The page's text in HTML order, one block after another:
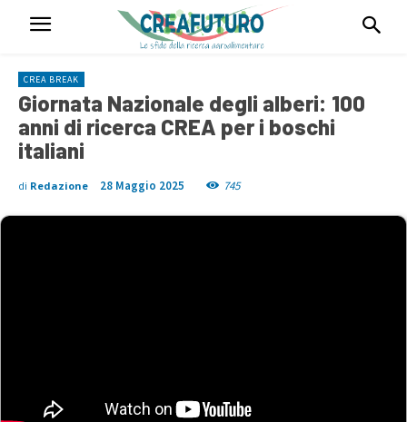
CREA BREAK
Giornata Nazionale degli alberi: 100
anni di ricerca CREA per i boschi
italiani
di Redazione 28 Maggio 2025 745